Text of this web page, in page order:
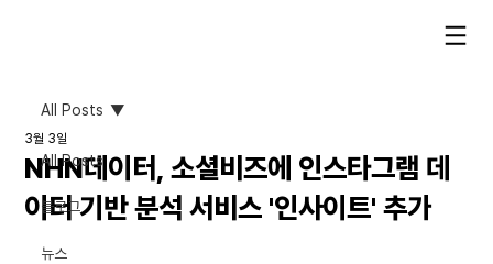
All Posts
블로그
뉴스
All Posts
NHN데이터, 소셜비즈에 인스타그램 데
이터 기반 분석 서비스 '인사이트' 추가
3월 3일